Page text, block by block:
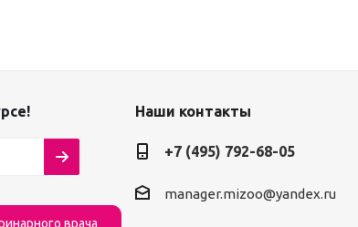
врача
Наши контакты
+7 (495) 792-68-05
manager.mizoo@yandex.ru